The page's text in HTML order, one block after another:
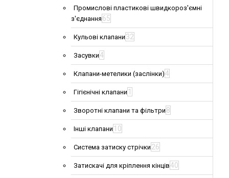
Промислові пластикові швидкороз'ємні
з'єднання 65
Кульові клапани 32
Засувки4
Клапани-метелики (заслінки)4
Гігієнічні клапани 1
Зворотні клапани та фільтри 8
Інші клапани 10
Система затиску стрічки 26
Затискачі для кріплення кінців40